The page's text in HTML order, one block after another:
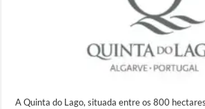
A Quinta do Lago, situada entre os 800